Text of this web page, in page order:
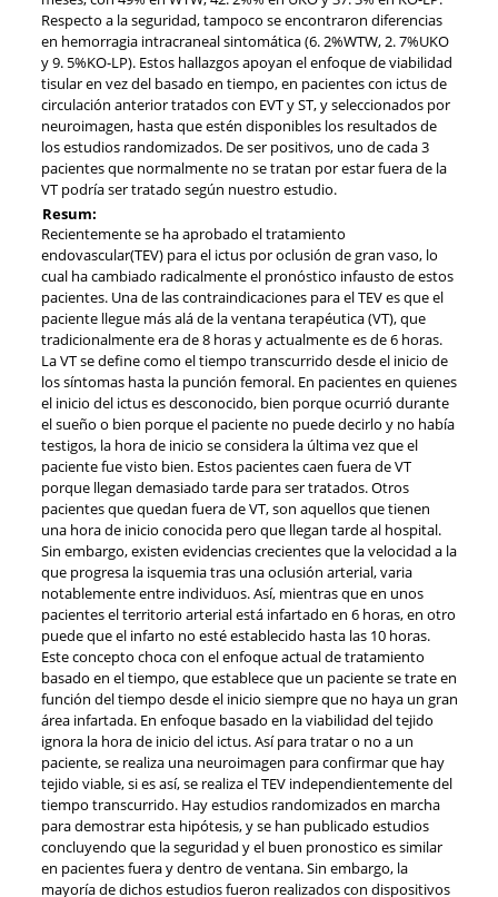
Respecto a la seguridad, tampoco se encontraron diferencias
en hemorragia intracraneal sintomática (6. 2%WTW, 2. 7%UKO
y 9. 5%KO-LP). Estos hallazgos apoyan el enfoque de viabilidad
tisular en vez del basado en tiempo, en pacientes con ictus de
circulación anterior tratados con EVT y ST, y seleccionados por
neuroimagen, hasta que estén disponibles los resultados de
los estudios randomizados. De ser positivos, uno de cada 3
pacientes que normalmente no se tratan por estar fuera de la
VT podría ser tratado según nuestro estudio.
Resum:
Recientemente se ha aprobado el tratamiento
endovascular(TEV) para el ictus por oclusión de gran vaso, lo
cual ha cambiado radicalmente el pronóstico infausto de estos
pacientes. Una de las contraindicaciones para el TEV es que el
paciente llegue más alá de la ventana terapéutica (VT), que
tradicionalmente era de 8 horas y actualmente es de 6 horas.
La VT se define como el tiempo transcurrido desde el inicio de
los síntomas hasta la punción femoral. En pacientes en quienes
el inicio del ictus es desconocido, bien porque ocurrió durante
el sueño o bien porque el paciente no puede decirlo y no había
testigos, la hora de inicio se considera la última vez que el
paciente fue visto bien. Estos pacientes caen fuera de VT
porque llegan demasiado tarde para ser tratados. Otros
pacientes que quedan fuera de VT, son aquellos que tienen
una hora de inicio conocida pero que llegan tarde al hospital.
Sin embargo, existen evidencias crecientes que la velocidad a la
que progresa la isquemia tras una oclusión arterial, varia
notablemente entre individuos. Así, mientras que en unos
pacientes el territorio arterial está infartado en 6 horas, en otro
puede que el infarto no esté establecido hasta las 10 horas.
Este concepto choca con el enfoque actual de tratamiento
basado en el tiempo, que establece que un paciente se trate en
función del tiempo desde el inicio siempre que no haya un gran
área infartada. En enfoque basado en la viabilidad del tejido
ignora la hora de inicio del ictus. Así para tratar o no a un
paciente, se realiza una neuroimagen para confirmar que hay
tejido viable, si es así, se realiza el TEV independientemente del
tiempo transcurrido. Hay estudios randomizados en marcha
para demostrar esta hipótesis, y se han publicado estudios
concluyendo que la seguridad y el buen pronostico es similar
en pacientes fuera y dentro de ventana. Sin embargo, la
mayoría de dichos estudios fueron realizados con dispositivos